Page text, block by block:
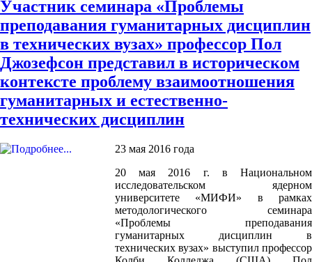
Участник семинара «Проблемы
преподавания гуманитарных дисциплин
в технических вузах» профессор Пол
Джозефсон представил в историческом
контексте проблему взаимоотношения
гуманитарных и естественно-
технических дисциплин
23 мая 2016 года
20 мая 2016 г. в Национальном
исследовательском ядерном
университете «МИФИ» в рамках
методологического семинара
«Проблемы преподавания
гуманитарных дисциплин в
технических вузах» выступил профессор